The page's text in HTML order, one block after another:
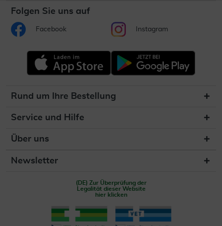
Folgen Sie uns auf
Facebook Instagram
Rund um Ihre Bestellung
Service und Hilfe
Über uns
Newsletter
(DE) Zur Überprüfung der
Legalität dieser Website
hier klicken